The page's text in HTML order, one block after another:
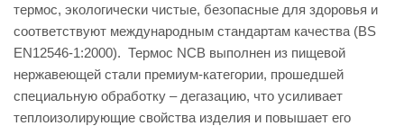
термос, экологически чистые, безопасные для здоровья и
соответствуют международным стандартам качества (BS
EN12546-1:2000). Термос NCB выполнен из пищевой
нержавеющей стали премиум-категории, прошедшей
специальную обработку – дегазацию, что усиливает
теплоизолирующие свойства изделия и повышает его